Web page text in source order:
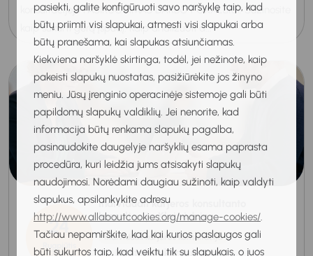
pasiekti, galite konfigūruoti savo naršyklę taip, kad
būtų priimti visi slapukai, atmesti visi slapukai arba
būtų pranešama, kai slapukas atsiunčiamas.
Kiekviena naršyklė skirtinga, todėl, jei nežinote, kaip
pakeisti slapukų nuostatas, pasižiūrėkite jos žinyno
meniu. Jūsų įrenginio operacinėje sistemoje gali būti
papildomų slapukų valdiklių. Jei nenorite, kad
informacija būtų renkama slapukų pagalba,
pasinaudokite daugelyje naršyklių esama paprasta
procedūra, kuri leidžia jums atsisakyti slapukų
naudojimosi. Norėdami daugiau sužinoti, kaip valdyti
slapukus, apsilankykite adresu
http://www.allaboutcookies.org/manage-cookies/.
Tačiau nepamirškite, kad kai kurios paslaugos gali
būti sukurtos taip, kad veiktų tik su slapukais, o juos
konsultacijoje PASIRUOŠIMAS DARBO POKALBIUI. Sužinosite
kaip sukurti gerą įspūdį: Kaip analizuoti d...
24
Rugpjūtis
Individuali karjeros konsultanto
konsultacija Klaipėdoje
Individuali karjeros konsultacija
Nuotolinė konsultacija